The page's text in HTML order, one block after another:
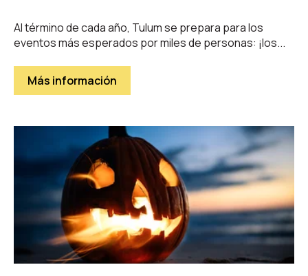
Al término de cada año, Tulum se prepara para los
eventos más esperados por miles de personas: ¡los...
Más información